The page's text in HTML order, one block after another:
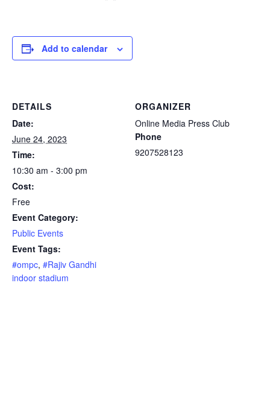
Add to calendar
DETAILS
Date:
June 24, 2023
Time:
10:30 am - 3:00 pm
Cost:
Free
Event Category:
Public Events
Event Tags:
#ompc, #Rajiv Gandhi
indoor stadium
ORGANIZER
Online Media Press Club
Phone
9207528123